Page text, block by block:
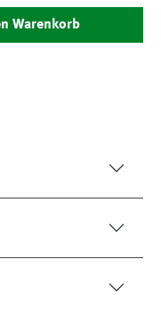
Wert
Warenkorb